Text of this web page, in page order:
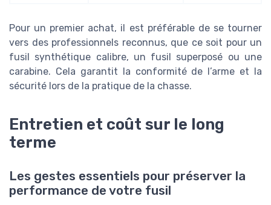
Pour un premier achat, il est préférable de se tourner
vers des professionnels reconnus, que ce soit pour un
fusil synthétique calibre, un fusil superposé ou une
carabine. Cela garantit la conformité de l’arme et la
sécurité lors de la pratique de la chasse.
Entretien et coût sur le long
terme
Les gestes essentiels pour préserver la
performance de votre fusil